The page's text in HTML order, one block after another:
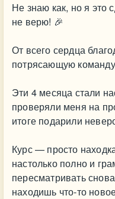
Не знаю как, но я это
не верю! 🎉
От всего сердца
потрясающую
Эти 4 месяца стали
проверяли меня на
итоге подарили
Курс — просто
настолько полно и
пересматривать
находишь что‑то